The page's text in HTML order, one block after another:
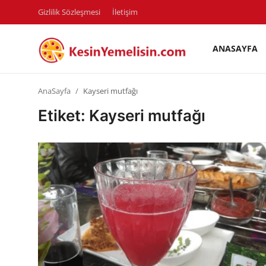
Gizlilik Sözleşmesi İletişim
ANASAYFA
Diyet & Sağlıklı Beslenme
İletişim
Şehirler
Helal Gıda & Dini Hükümler
Gıda Güvenliği & Bilimi
AnaSayfa Kayseri mutfağı
Etiket: Kayseri mutfağı